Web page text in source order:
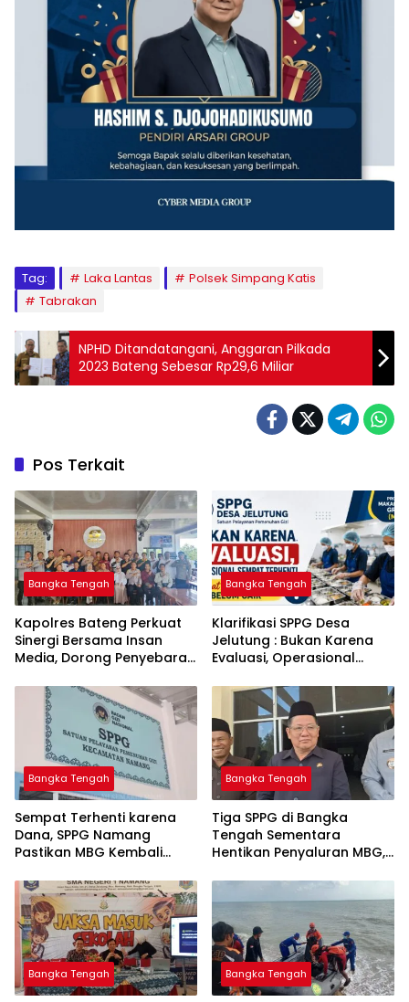
Tag: Laka Lantas
Polsek Simpang Katis
Tabrakan
NPHD Ditandatangani, Anggaran Pilkada
2023 Bateng Sebesar Rp29,6 Miliar
Pos Terkait
Bangka Tengah
‎Kapolres Bateng Perkuat
Sinergi Bersama Insan
Media, Dorong Penyebaran
Layanan Polri 110
Bangka Tengah
‎Klarifikasi SPPG Desa
Jelutung : Bukan Karena
Evaluasi, Operasional
Dana Banper Belum Cair
Bangka Tengah
‎Sempat Terhenti karena
Dana, SPPG Namang
Pastikan MBG Kembali
Bangka Tengah
‎Tiga SPPG di Bangka
Tengah Sementara
Hentikan Penyaluran MBG,
Bangka Tengah Bangka Tengah